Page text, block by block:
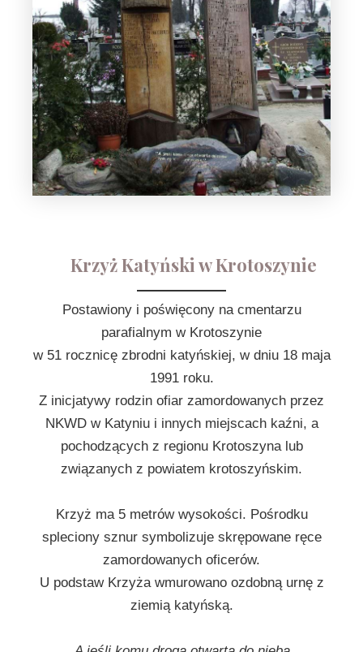
Krzyż Katyński w Krotoszynie
Postawiony i poświęcony na cmentarzu
parafialnym w Krotoszynie
w 51 rocznicę zbrodni katyńskiej, w dniu 18 maja
1991 roku.
Z inicjatywy rodzin ofiar zamordowanych przez
NKWD w Katyniu i innych miejscach kaźni, a
pochodzących z regionu Krotoszyna lub
związanych z powiatem krotoszyńskim.
Krzyż ma 5 metrów wysokości. Pośrodku
spleciony sznur symbolizuje skrępowane ręce
zamordowanych oficerów.
U podstaw Krzyża wmurowano ozdobną urnę z
ziemią katyńską.